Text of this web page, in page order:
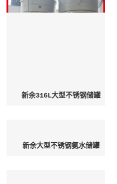
新余316L大型不锈钢储罐
新余大型不锈钢氨水储罐